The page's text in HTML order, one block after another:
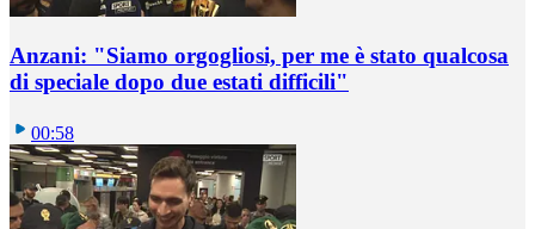
Anzani: "Siamo orgogliosi, per me è stato qualcosa
di speciale dopo due estati difficili"
00:58